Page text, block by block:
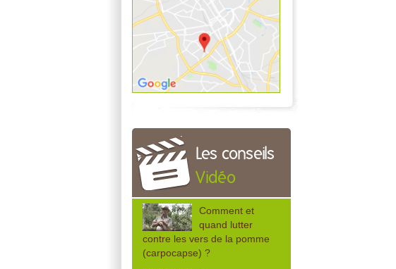
Les conseils
Vidéo
Comment et
quand lutter
contre les vers de la pomme
(carpocapse) ?